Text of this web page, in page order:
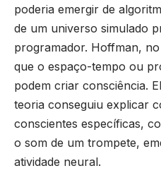
poderia emergir de
de um universo simulado
programador. Hoffman,
que o espaço-tempo ou
podem criar consciência.
teoria conseguiu explicar
conscientes específicas,
o som de um trompete,
atividade neural.